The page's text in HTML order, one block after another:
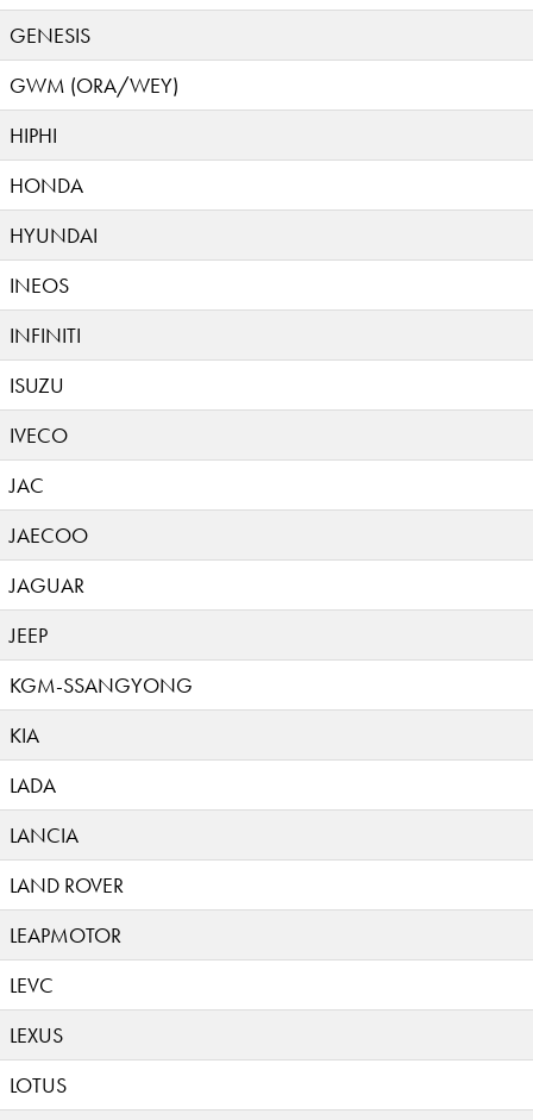
GENESIS
GWM (ORA/WEY)
HIPHI
HONDA
HYUNDAI
INEOS
INFINITI
ISUZU
IVECO
JAC
JAECOO
JAGUAR
JEEP
KGM-SSANGYONG
KIA
LADA
LANCIA
LAND ROVER
LEAPMOTOR
LEVC
LEXUS
LOTUS